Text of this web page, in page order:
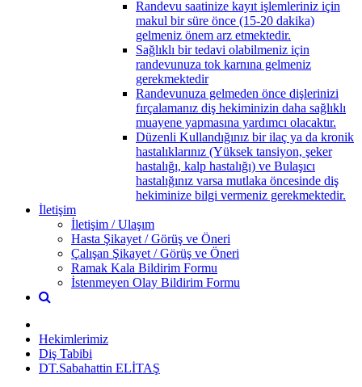
Randevu saatinize kayıt işlemleriniz için
makul bir süre önce (15-20 dakika)
gelmeniz önem arz etmektedir.
Sağlıklı bir tedavi olabilmeniz için
randevunuza tok karnına gelmeniz
gerekmektedir
Randevunuza gelmeden önce dişlerinizi
fırçalamanız diş hekiminizin daha sağlıklı
muayene yapmasına yardımcı olacaktır.
Düzenli Kullandığınız bir ilaç ya da kronik
hastalıklarınız (Yüksek tansiyon, şeker
hastalığı, kalp hastalığı) ve Bulaşıcı
hastalığınız varsa mutlaka öncesinde diş
hekiminize bilgi vermeniz gerekmektedir.
İletişim
İletişim / Ulaşım
Hasta Şikayet / Görüş ve Öneri
Çalışan Şikayet / Görüş ve Öneri
Ramak Kala Bildirim Formu
İstenmeyen Olay Bildirim Formu
Hekimlerimiz
Diş Tabibi
DT.Sabahattin ELİTAŞ